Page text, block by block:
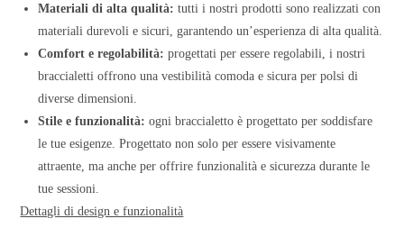
Materiali di alta qualità: tutti i nostri prodotti sono realizzati con
materiali durevoli e sicuri, garantendo un’esperienza di alta qualità.
Comfort e regolabilità: progettati per essere regolabili, i nostri
braccialetti offrono una vestibilità comoda e sicura per polsi di
diverse dimensioni.
Stile e funzionalità: ogni braccialetto è progettato per soddisfare
le tue esigenze. Progettato non solo per essere visivamente
attraente, ma anche per offrire funzionalità e sicurezza durante le
tue sessioni.
Dettagli di design e funzionalità